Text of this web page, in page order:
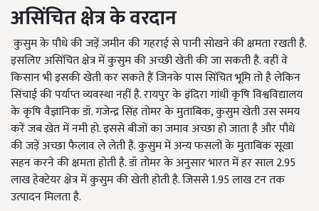
असिंचितक्षेत्रकेवरदान
कुसुम के पौधे की जड़ें जमीन की गहराई से पानी सोखने की क्षमता रखती है.
इसलिए असिंचित क्षेत्र में कुसुम की अच्छी खेती की जा सकती है. वहीं वे
किसान भी इसकी खेती कर सकते हैं जिनके पास सिंचित भूमि तो है लेकिन
सिंचाई की पर्याप्त व्यवस्था नहीं है. रायपुर के इंदिरा गांधी कृषि विश्वविद्यालय
के कृषि वैज्ञानिक डॉ. गजेन्द्र सिंह तोमर के मुताबिक, कुसुम खेती उस समय
करें जब खेत में नमी हो. इससे बीजों का जमाव अच्छा हो जाता है और पौधे
की जड़ें अच्छा फैलाव ले लेती है. कुसुम में अन्य फसलों के मुताबिक सूखा
सहन करने की क्षमता होती है. डॉ तोमर के अनुसार भारत में हर साल 2.95
लाख हेक्टेयर क्षेत्र में कुसुम की खेती होती है. जिससे 1.95 लाख टन तक
उत्पादन मिलता है.